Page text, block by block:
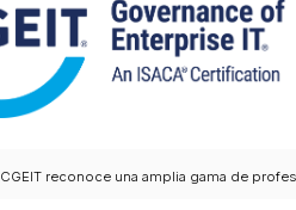
CGEIT reconoce una amplia gama de